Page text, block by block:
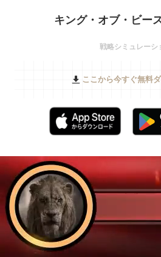
キング・オブ・ビー
戦略シミュレーシ
ここから今すぐ無料